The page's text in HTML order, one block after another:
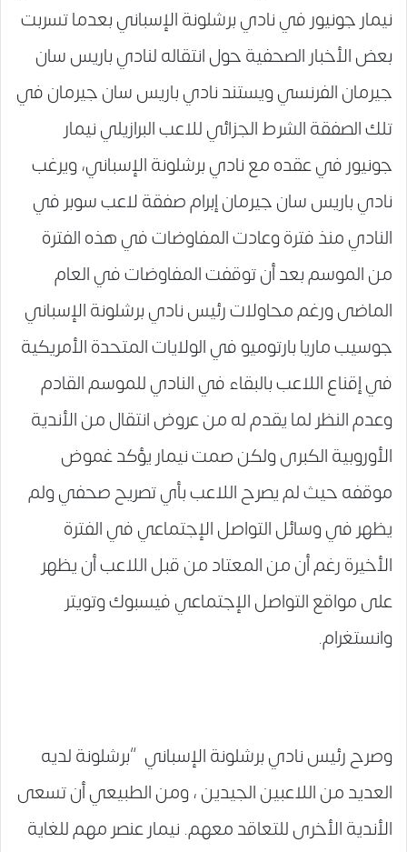
نيمار جونيور في نادي برشلونة الإسباني بعدما تسربت
بعض الأخبار الصحفية حول انتقاله لنادي باريس سان
جيرمان الفرنسي ويستند نادي باريس سان جيرمان في
تلك الصفقة الشرط الجزائي للاعب البرازيلي نيمار
جونيور في عقده مع نادي برشلونة الإسباني، ويرغب
نادي باريس سان جيرمان إبرام صفقة لاعب سوبر في
النادي منذ فترة وعادت المفاوضات في هذه الفترة
من الموسم بعد أن توقفت المفاوضات في العام
الماضى ورغم محاولات رئيس نادي برشلونة الإسباني
جوسيب ماريا بارتوميو في الولايات المتحدة الأمريكية
في إقناع اللاعب بالبقاء في النادي للموسم القادم
وعدم النظر لما يقدم له من عروض انتقال من الأندية
الأوروبية الكبرى ولكن صمت نيمار يؤكد غموض
موقفه حيث لم يصرح اللاعب بأي تصريح صحفي ولم
يظهر في وسائل التواصل الإجتماعي في الفترة
الأخيرة رغم أن من المعتاد من قبل اللاعب أن يظهر
على مواقع التواصل الإجتماعي فيسبوك وتويتر
وانستغرام.
وصرح رئيس نادي برشلونة الإسباني “برشلونة لديه
العديد من اللاعبين الجيدين ، ومن الطبيعي أن تسعى
الأندية الأخرى للتعاقد معهم. نيمار عنصر مهم للغاية